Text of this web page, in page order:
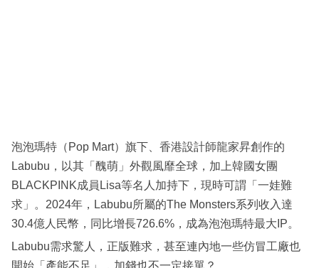
泡泡瑪特（Pop Mart）旗下、香港設計師龍家昇創作的
Labubu，以其「醜萌」外觀風靡全球，加上韓國女團
BLACKPINK成員Lisa等名人加持下，現時可謂「一娃難
求」。2024年，Labubu所屬的The Monsters系列收入達
30.4億人民幣，同比增長726.6%，成為泡泡瑪特最大IP。
Labubu需求驚人，正版難求，甚至連內地一些仿冒工廠也
開始「產能不足」，加錢也不一定接單？